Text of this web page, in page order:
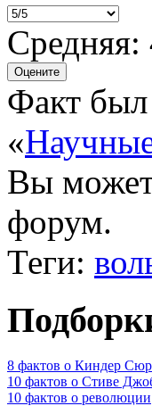
Средняя:
Факт был
«
Вы
форум.
Теги:
8 фактов о Киндер
10 фактов о Стиве
10 фактов о революции